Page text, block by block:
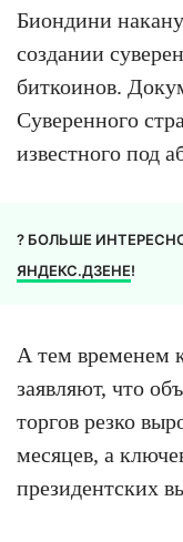
Биондини
создании
биткоинов.
Суверенного
известного под
? БОЛЬШЕ
ЯНДЕКС.ДЗЕНЕ!
А тем временем
заявляют, что
торгов резко
месяцев, а
президентских